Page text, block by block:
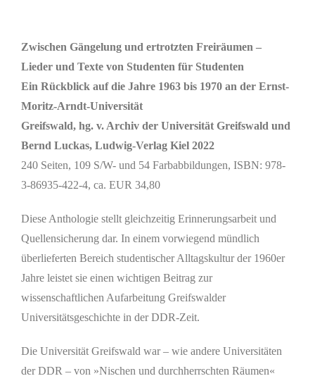
grösseres
Bild
Zwischen Gängelung und ertrotzten Freiräumen –
Lieder und Texte von Studenten für Studenten
Ein Rückblick auf die Jahre 1963 bis 1970 an der Ernst-
Moritz-Arndt-Universität
Greifswald, hg. v. Archiv der Universität Greifswald und
Bernd Luckas, Ludwig-Verlag Kiel 2022
240 Seiten, 109 S/W- und 54 Farbabbildungen, ISBN: 978-
3-86935-422-4, ca. EUR 34,80
Diese Anthologie stellt gleichzeitig Erinnerungsarbeit und
Quellensicherung dar. In einem vorwiegend mündlich
überlieferten Bereich studentischer Alltagskultur der 1960er
Jahre leistet sie einen wichtigen Beitrag zur
wissenschaftlichen Aufarbeitung Greifswalder
Universitätsgeschichte in der DDR-Zeit.
Die Universität Greifswald war – wie andere Universitäten
der DDR – von »Nischen und durchherrschten Räumen«